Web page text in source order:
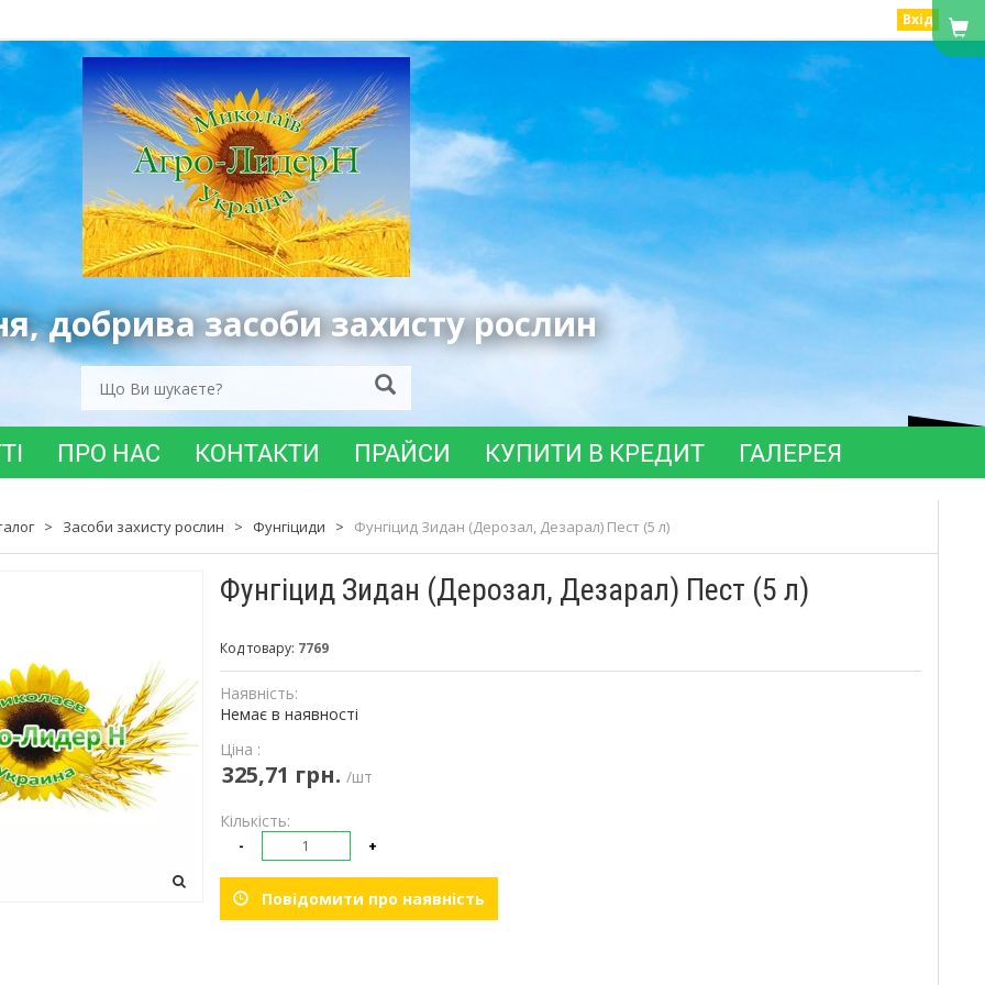
Вхід
добрива засоби захисту рослин
ПРО НАС КОНТАКТИ ПРАЙСИ КУПИТИ В КРЕДИТ ГАЛЕРЕЯ
> Засоби захисту рослин > Фунгіциди > Фунгіцид Зидан (Дерозал, Дезарал) Пест (5 л)
Фунгіцид Зидан (Дерозал, Дезарал) Пест (5 л)
Код товару: 7769
Наявність:
Немає в наявності
Ціна :
325,71 грн. /шт
Кількість:
- +
Повідомити про наявність